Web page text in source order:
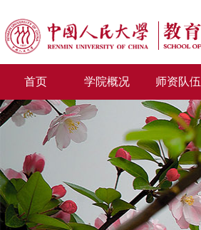
首页 学院概况 师资队伍